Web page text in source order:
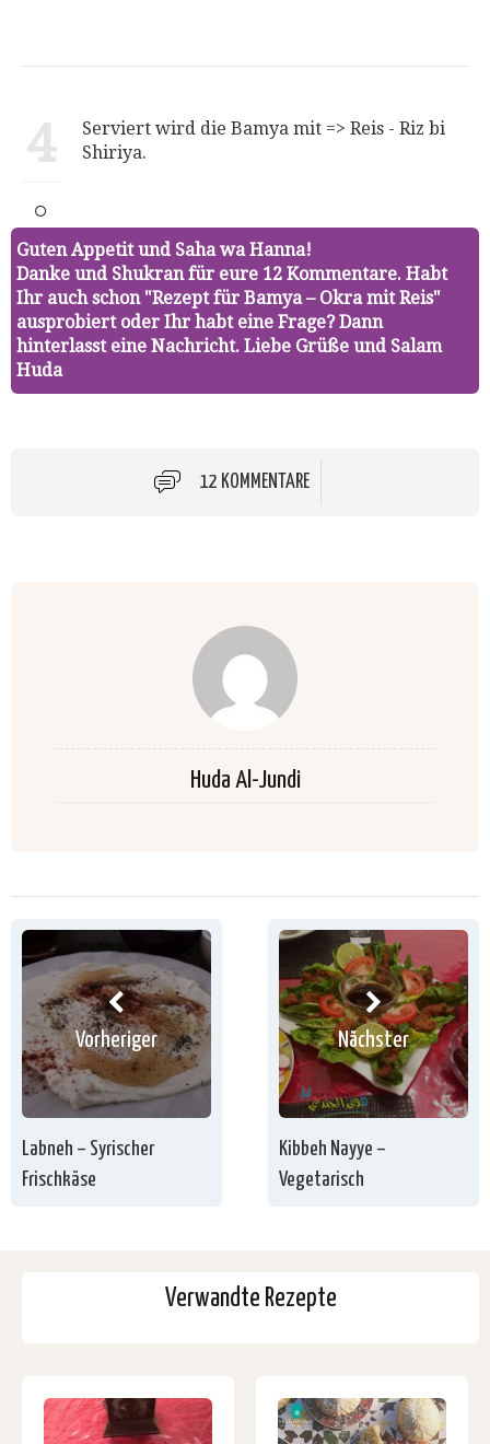
4
Serviert wird die Bamya mit => Reis - Riz bi
Shiriya.
Guten Appetit und Saha wa Hanna!
Danke und Shukran für eure 12 Kommentare. Habt
Ihr auch schon "Rezept für Bamya – Okra mit Reis"
ausprobiert oder Ihr habt eine Frage? Dann
hinterlasst eine Nachricht. Liebe Grüße und Salam
Huda
12 KOMMENTARE
Huda Al-Jundi
Vorheriger
Labneh – Syrischer
Frischkäse
Nächster
Kibbeh Nayye –
Vegetarisch
Verwandte Rezepte